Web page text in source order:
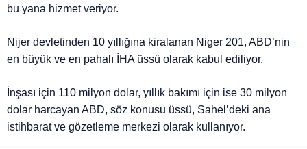
bu yana hizmet veriyor.
Nijer devletinden 10 yıllığına kiralanan Niger 201, ABD’nin
en büyük ve en pahalı İHA üssü olarak kabul ediliyor.
İnşası için 110 milyon dolar, yıllık bakımı için ise 30 milyon
dolar harcayan ABD, söz konusu üssü, Sahel’deki ana
istihbarat ve gözetleme merkezi olarak kullanıyor.